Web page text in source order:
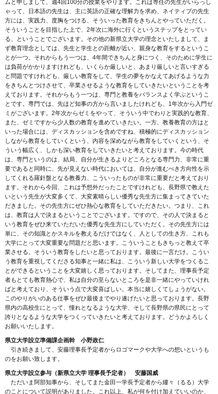
ムと申しまして、週4回100分の授業をやります。これは専任の先生がいらっし
ゃって、日本語の先生は、主に英語の正確な理解力を求め、ネイティブの先生
方には、実践力、度胸をつける、そういった教育をきちんとやっていただく。
そういうことを目指した上で、2年次に海外に行くというステップをとってい
る、ということでございます。その他の新県立大学の理念といたしまして、ま
ず教育理念としては、先生と学生との距離が近い、親身な教育をするというこ
とが一つ。それからもう一つは、4年間できちんと身につく、そのために学生に
は負荷がかかりますけれども、いくらか厳しいと、あまり厳しいと言いすぎる
と問題ですけれども、厳しい教育をして、学生の夢をかなえてあげるような力
をきちんとつけさせて、卒業させるような教育をしていきたいということを考
えております。それからもう一つは、専門と教養をバランスよく学ぶというこ
とです。専門では、先ほど知事の方から言いましたけれども、1年次から入門ゼ
ミがございます。2年次からゼミをやって、そういう中でわりと実践的な教育、
また、ゼミですから少人数の教育を進めていきたい。一方、教養教育の方はと
いった場合には、ディスカッションを含めですね、積極的にディスカッション
しながら教育をしていくという、内容を深めながら教育をしていくという、そ
ういう幅広く、しかも深い教育をしていきたいと考えております。今の時代
は、専門というのは、結局、自分が生きるよりどころとなる専門力、非常に重
要であると同時に、先が見えない時代においては、自分が進むべき方向性を示
してくれる羅針盤となる教養力、こういったものが非常に重要だと考えており
ます。それから今回、これは予想外だったことですけれども、長野県で教えた
いという先生が大変多くて、大変素晴らしい優秀な先生方に集まってきていた
だきました。その先生方にぜひ熱心な教育をしていただきたい。つまり、これ
は、教育は人で決まるということでございます。ですので、その人で決まると
いう教育をぜひ来ていただいた優秀な先生方にしていただく。その先生方には
単に、その知識とかスキルを教えるだけではなく、人としての生き方、これも
大学にとって大変重要な問題だと思います。こういうこともきちっと教えて卒
業させる。そういう教育をしたいと思っております。最後に一言だけ。こうい
う教育を重視してくださる知事と一緒に私は、こういう新しい大学をつくるこ
とができるということを大変嬉しく思っております。そしてまた、理事長予定
者もとても教育熱心で、私は自分の至らないところを是非一緒にやっていけれ
ばと考えており、そういう点で大変喜ばしい。本当に嬉しくてしょうがない。
このやりがいのある仕事をぜひ最後までやり遂げたいと思っております。長野
県内の高校生にとって、憧れとなるような大学、そして長野県の県民にとって
誇りとなるような大学をつくっていきたいと考えております。どうかよろしく
お願いいたします。
県立大学設立準備課企画幹 小野政仁
引き続きまして、安藤理事長予定者からロゴマークや大学への想いというも
のをお願い致します。
県立大学設立参与（新県立大学 理事長予定者） 安藤国威
ただいま阿部知事から、そしてまた金田一学長予定者から縷々（るる）大学
のことについて説明がありました。これ以上、私が何を付け加えていいのか、